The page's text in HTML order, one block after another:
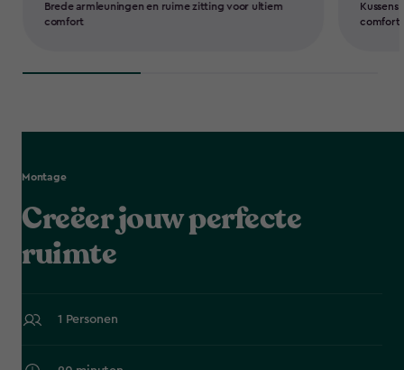
Brede armleuningen en ruime zitting voor ultiem
comfort
comfort
Montage
Creëer jouw perfecte
ruimte
1 Personen